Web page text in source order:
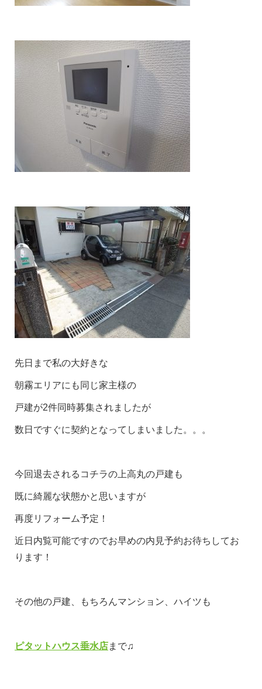
先日まで私の大好きな
朝霧エリアにも同じ家主様の
戸建が2件同時募集されましたが
数日ですぐに契約となってしまいました。。。
今回退去されるコチラの上高丸の戸建も
既に綺麗な状態かと思いますが
再度リフォーム予定！
近日内覧可能ですのでお早めの内見予約お待ちしてお
ります！
その他の戸建、もちろんマンション、ハイツも
ピタットハウス垂水店まで♫